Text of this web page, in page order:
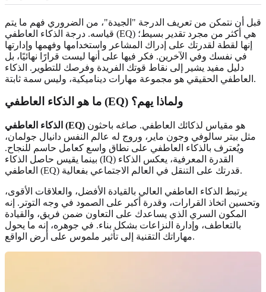
قبل أن نتمكن من تعريف الدرجة "الجيدة"، من الضروري فهم ما يتم
قياسه. درجة الذكاء العاطفي (EQ) هي أكثر من مجرد تقدير بسيط؛
إنها لقطة لقدرتك على إدراك المشاعر واستخدامها وفهمها وإدارتها
في نفسك وفي الآخرين. فكر فيها على أنها ليست قرارًا نهائيًا، بل
دليل مفيد يشير إلى نقاط قوتك الفريدة وفرصك للتطوير. الذكاء
العاطفي الحقيقي هو مجموعة مهارات ديناميكية، وليس سمة ثابتة.
ما هو الذكاء العاطفي (EQ) ولماذا يهم؟
الذكاء العاطفي (EQ)
مثل بيتر سالوفي وجون ماير، وروج له عالم النفس دانيال جولمان،
ويُعترف بالذكاء العاطفي على نطاق واسع كعامل حاسم للنجاح.
بينما يقيس حاصل الذكاء (IQ) القدرة المعرفية، يعكس الذكاء
العاطفي (EQ) قدرتك على التنقل في العالم الاجتماعي بفعالية.
يرتبط الذكاء العاطفي العالي بالقيادة الأفضل، والعلاقات الأقوى،
وتحسين اتخاذ القرارات، وقدرة أكبر على الصمود في وجه التوتر. إنه
المكون السري الذي يساعدك على التعاون ضمن فريق، والقيادة
بالتعاطف، وإدارة النزاعات بشكل بناء. في جوهره، إنه ما يحول
مهاراتك التقنية إلى تأثير ملموس على أرض الواقع.